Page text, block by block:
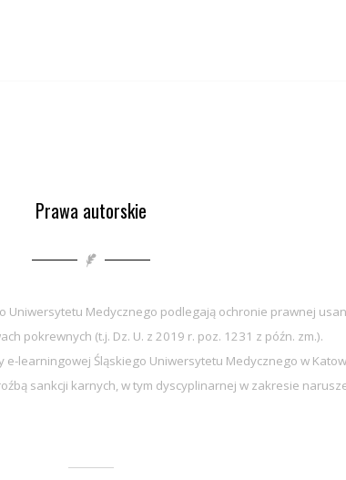
Prawa autorskie
Uniwersytetu Medycznego podlegają ochronie prawnej
pokrewnych (t.j. Dz. U. z 2019 r. poz. 1231 z późn. zm.).
learningowej Śląskiego Uniwersytetu Medycznego w
sankcji karnych, w tym dyscyplinarnej w zakresie